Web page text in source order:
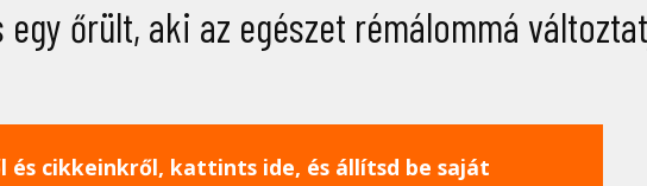
őrült, aki az egészet rémálommá
és cikkeinkről, kattints ide, és állítsd be saját